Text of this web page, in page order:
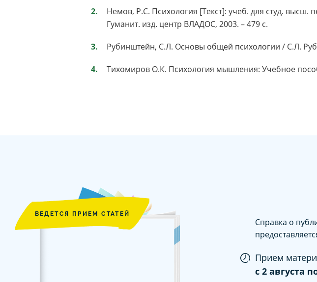
Немов, Р.С. Психология [Текст]: учеб. для студ. высш.
Гуманит. изд. центр ВЛАДОС, 2003. – 479 с.
Рубинштейн, С.Л. Основы общей психологии / С.Л.
Тихомиров О.К. Психология мышления: Учебное
ВЕДЕТСЯ ПРИЕМ СТАТЕЙ
Справка о
Прием
c 2 августа